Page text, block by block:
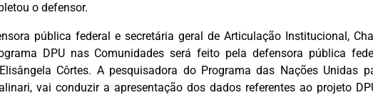
o defensor.
pública federal e secretária geral de Articulação Institucional,
DPU nas Comunidades será feito pela defensora pública
Côrtes. A pesquisadora do Programa das Nações Unidas
vai conduzir a apresentação dos dados referentes ao projeto